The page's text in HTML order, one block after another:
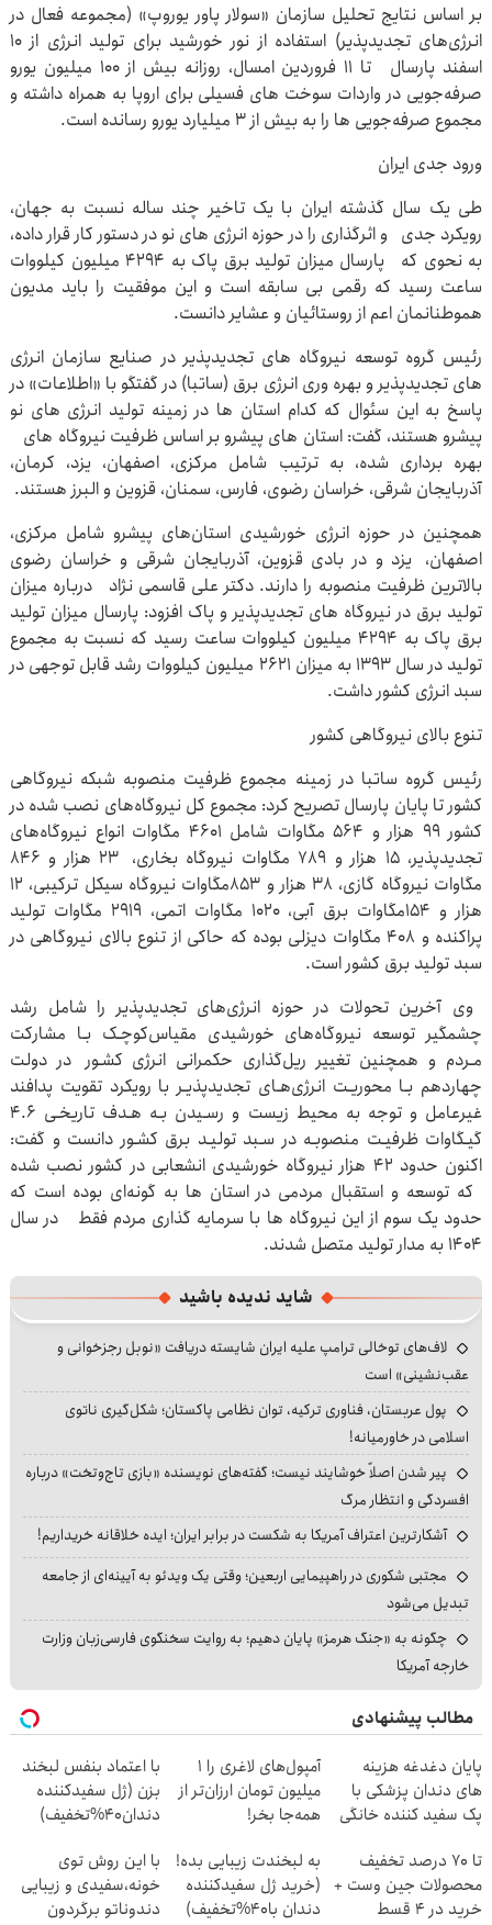
بر اساس نتایج تحلیل سازمان «سولار پاور یوروپ» (مجموعه فعال در
انرژی‌های تجدیدپذیر) استفاده از نور خورشید برای تولید انرژی از ۱۰
اسفند پارسال تا ۱۱ فروردین امسال، روزانه بیش از ۱۰۰ میلیون یورو
صرفه‌جویی در واردات سوخت های فسیلی برای اروپا به همراه داشته و
مجموع صرفه‌جویی ها را به بیش از ۳ میلیارد یورو رسانده است.
ورود جدی ایران
طی یک سال گذشته ایران با یک تاخیر چند ساله نسبت به جهان،
رویکرد جدی و اثرگذاری را در حوزه انرژی های نو در دستور کار قرار داده،
به نحوی که پارسال میزان تولید برق پاک به ۴۲۹۴ میلیون کیلووات
ساعت رسید که رقمی بی سابقه است و این موفقیت را باید مدیون
هموطنانمان اعم از روستائیان و عشایر دانست.
رئیس گروه توسعه نیروگاه های تجدیدپذیر در صنایع سازمان انرژی
های تجدیدپذیر و بهره وری انرژی برق (ساتبا) در گفتگو با «اطلاعات» در
پاسخ به این سئوال که کدام استان ها در زمینه تولید انرژی های نو
پیشرو هستند، گفت: استان های پیشرو بر اساس ظرفیت نیروگاه های
بهره برداری شده، به ترتیب شامل مرکزی، اصفهان، یزد، کرمان،
آذربایجان شرقی، خراسان رضوی، فارس، سمنان، قزوین و البرز هستند.
همچنین در حوزه انرژی خورشیدی استان‌های پیشرو شامل مرکزی،
اصفهان، یزد و در بادی قزوین، آذربایجان شرقی و خراسان رضوی
بالاترین ظرفیت منصوبه را دارند. دکتر علی قاسمی نژاد درباره میزان
تولید برق در نیروگاه های تجدیدپذیر و پاک افزود: پارسال میزان تولید
برق پاک به ۴۲۹۴ میلیون کیلووات ساعت رسید که نسبت به مجموع
تولید در سال ۱۳۹۳ به میزان ۲۶۲۱ میلیون کیلووات رشد قابل توجهی در
سبد انرژی کشور داشت.
تنوع بالای نیروگاهی کشور
رئیس گروه ساتبا در زمینه مجموع ظرفیت منصوبه شبکه نیروگاهی
کشور تا پایان پارسال تصریح کرد: مجموع کل نیروگاه‌های نصب شده در
کشور ۹۹ هزار و ۵۶۴ مگاوات شامل ۴۶۰۱ مگاوات انواع نیروگاه‌های
تجدیدپذیر، ۱۵ هزار و ۷۸۹ مگاوات نیروگاه بخاری، ۲۳ هزار و ۸۴۶
مگاوات نیروگاه گازی، ۳۸ هزار و ۸۵۳مگاوات نیروگاه سیکل ترکیبی، ۱۲
هزار و ۱۵۴مگاوات برق آبی، ۱۰۲۰ مگاوات اتمی، ۲۹۱۹ مگاوات تولید
پراکنده و ۴۰۸ مگاوات دیزلی بوده که حاکی از تنوع بالای نیروگاهی در
سبد تولید برق کشور است.
وی آخرین تحولات در حوزه انرژی‌های تجدیدپذیر را شامل رشد
چشمگیر توسعه نیروگاه‌های خورشیدی مقیاس‌کوچـک بـا مشارکت
مـردم و همچنین تغییر ریل‌گذاری حکمرانی انرژی کشـور در دولت
چهاردهم بـا محوریـت انرژی‌هـای تجدیدپذیـر با رویکرد تقویت پدافند
غیرعامل و توجه به محیط زیست و رسـیدن بـه هـدف تاریخـی ۴.۶
گیـگاوات ظرفیـت منصوبـه در سـبد تولیـد برق کشـور دانست و گفت:
اکنون حدود ۴۲ هزار نیروگاه خورشیدی انشعابی در کشور نصب شده
که توسعه و استقبال مردمی در استان ها به گونه‌ای بوده است که
حدود یک سوم از این نیروگاه ها با سرمایه گذاری مردم فقط در سال
۱۴۰۴ به مدار تولید متصل شدند.
شاید ندیده باشید
لاف‌های توخالی ترامپ علیه ایران شایسته دریافت «نوبل رجزخوانی و
عقب‌نشینی» است
پول عربستان، فناوری ترکیه، توان نظامی پاکستان؛ شکل‌گیری ناتوی
اسلامی در خاورمیانه!
پیر شدن اصلاً خوشایند نیست؛ گفته‌های نویسنده «بازی تاج‌وتخت» درباره
افسردگی و انتظار مرگ
آشکارترین اعتراف آمریکا به شکست در برابر ایران؛ ایده خلاقانه خریداریم!
مجتبی شکوری در راهپیمایی اربعین؛ وقتی یک ویدئو به آیینه‌ای از جامعه
تبدیل می‌شود
چگونه به «جنگ هرمز» پایان دهیم؛ به روایت سخنگوی فارسی‌زبان وزارت
خارجه آمریکا
مطالب پیشنهادی
پایان دغدغه هزینه
های دندان پزشکی با
پک سفید کننده خانگی
آمپول‌های لاغری را ۱
میلیون تومان ارزان‌تر از
همه‌جا بخر!
با اعتماد بنفس لبخند
بزن (ژل سفیدکننده
دندان40%تخفیف)
تا 70 درصد تخفیف
محصولات جین وست +
خرید در 4 قسط
به لبخندت زیبایی بده!
(خرید ژل سفیدکننده
دندان با40%تخفیف)
با این روش توی
خونه،سفیدی و زیبایی
دندوناتو برگردون